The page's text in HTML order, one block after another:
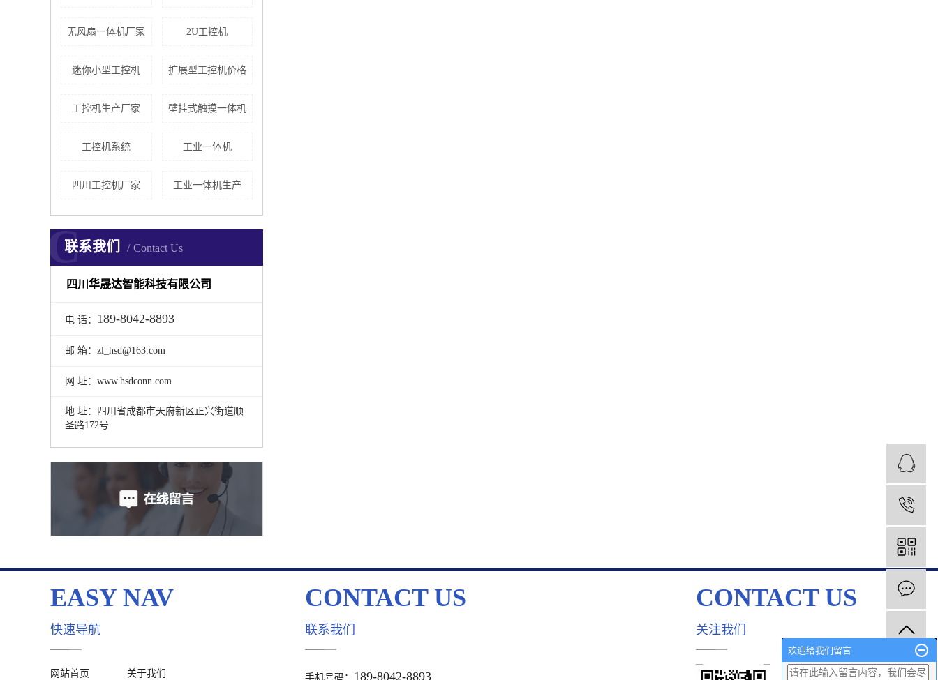
无风扇一体机厂家 2U工控机
迷你小型工控机 扩展型工控机价格
工控机生产厂家 壁挂式触摸一体机
工控机系统 工业一体机
四川工控机厂家 工业一体机生产
联系我们 Contact Us
C
四川华晟达智能科技有限公司
电 话： 189-8042-8893
邮 箱：zl_hsd@163.com
网 址：www.hsdconn.com
地 址：四川省成都市天府新区正兴街道顺
圣路172号
EASY NAV
快速导航
网站首页 关于我们
CONTACT US
联系我们
手机号码： 189-8042-8893
CONTACT US
关注我们
欢迎给我们留言